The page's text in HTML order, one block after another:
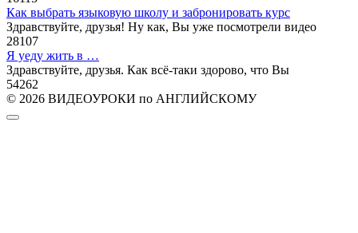
Как выбрать языковую школу и забронировать курс
Здравствуйте, друзья! Ну как, Вы уже посмотрели видео
28107
Я уеду жить в …
Здравствуйте, друзья. Как всё-таки здорово, что Вы
54262
© 2026 ВИДЕОУРОКИ по АНГЛИЙСКОМУ